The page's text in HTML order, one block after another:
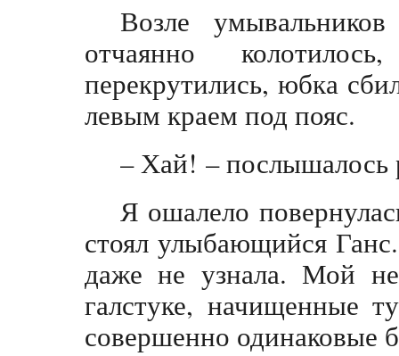
Возле
отчаянно
перекрутились, юбка
левым краем под пояс.
– Хай! – послышалось
Я ошалело
стоял улыбающийся
даже не узнала. Мой
галстуке, начищенные
совершенно одинаковые